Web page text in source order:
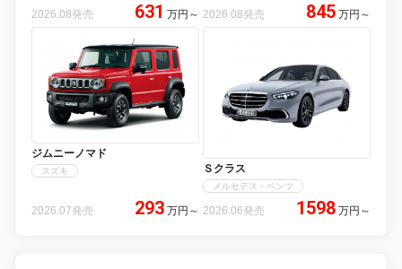
2026.08発売 631 万円 ～ 2026.08発売 845 万円 ～
ジムニーノマド
スズキ
2026.07発売 293 万円 ～
Ｓクラス
メルセデス・ベンツ
2026.06発売 1598 万円 ～